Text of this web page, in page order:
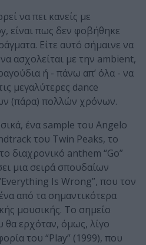
να πει κανείς με
είναι πως δεν φοβήθηκε
Είτε αυτό σήμαινε να
ασχολείται με την ambient,
ή - πάνω απ’ όλα - να
μεγαλύτερες dance
(πάρα) πολλών χρόνων.
ένα sample του Angelo
του Twin Peaks, το
διαχρονικό anthem “Go”
μια σειρά σπουδαίων
Is Wrong”, που τον
από τα σημαντικότερα
μουσικής. Το σημείο
θα ερχόταν, όμως, λίγο
του “Play” (1999), που